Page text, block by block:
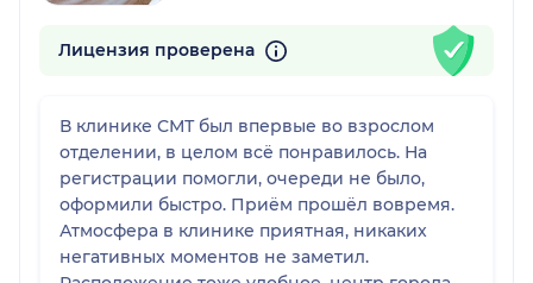
Лицензия проверена
В клинике СМТ был впервые во взрослом
отделении, в целом всё понравилось. На
регистрации помогли, очереди не было,
оформили быстро. Приём прошёл вовремя.
Атмосфера в клинике приятная, никаких
негативных моментов не заметил.